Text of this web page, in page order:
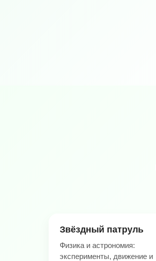
Звёздный патруль
Физика и астрономия:
эксперименты, движение и